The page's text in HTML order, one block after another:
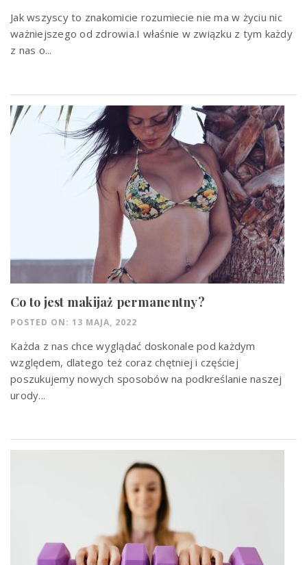
Jak wszyscy to znakomicie rozumiecie nie ma w życiu nic
ważniejszego od zdrowia.I właśnie w związku z tym każdy
z nas o...
Co to jest makijaż permanentny?
POSTED ON: 13 MAJA, 2022
Każda z nas chce wyglądać doskonale pod każdym
względem, dlatego też coraz chętniej i częściej
poszukujemy nowych sposobów na podkreślanie naszej
urody...